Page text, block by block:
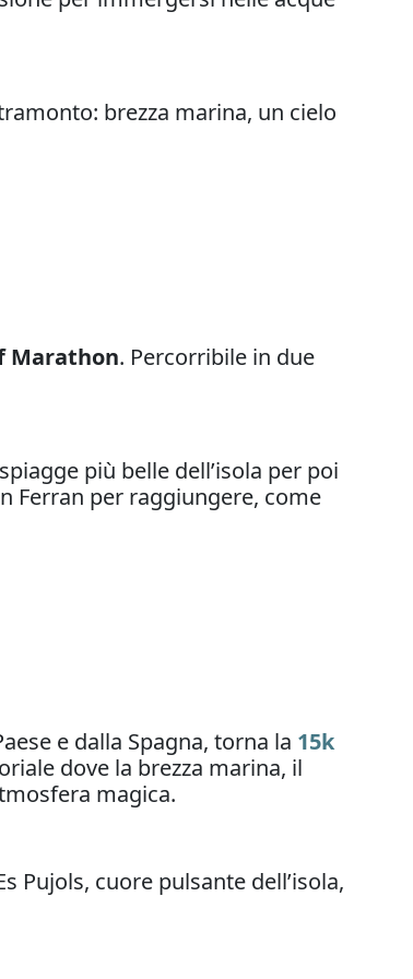
brezza marina, un cielo
Marathon. Percorribile in due
più belle dell’isola per poi
Ferran per raggiungere, come
e dalla Spagna, torna la 15k
dove la brezza marina, il
magica.
Pujols, cuore pulsante dell’isola,